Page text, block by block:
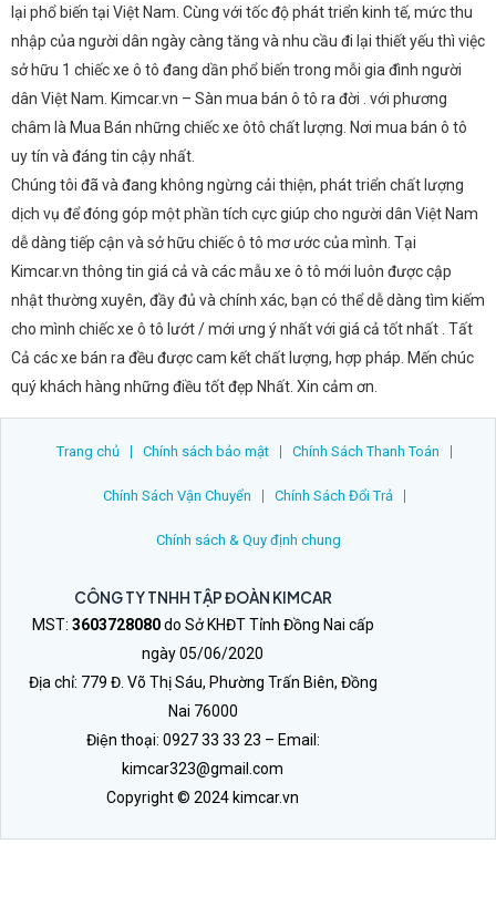
lại phổ biến tại Việt Nam. Cùng với tốc độ phát triển kinh tế, mức thu
nhập của người dân ngày càng tăng và nhu cầu đi lại thiết yếu thì việc
sở hữu 1 chiếc xe ô tô đang dần phổ biến trong mỗi gia đình người
dân Việt Nam. Kimcar.vn – Sàn mua bán ô tô ra đời . với phương
châm là Mua Bán những chiếc xe ôtô chất lượng. Nơi mua bán ô tô
uy tín và đáng tin cậy nhất.
Chúng tôi đã và đang không ngừng cải thiện, phát triển chất lượng
dịch vụ để đóng góp một phần tích cực giúp cho người dân Việt Nam
dễ dàng tiếp cận và sở hữu chiếc ô tô mơ ước của mình. Tại
Kimcar.vn thông tin giá cả và các mẫu xe ô tô mới luôn được cập
nhật thường xuyên, đầy đủ và chính xác, bạn có thể dễ dàng tìm kiếm
cho mình chiếc xe ô tô lướt / mới ưng ý nhất với giá cả tốt nhất . Tất
Cả các xe bán ra đều được cam kết chất lượng, hợp pháp. Mến chúc
quý khách hàng những điều tốt đẹp Nhất. Xin cảm ơn.
Trang chủ Chính sách bảo mật Chính Sách Thanh Toán
Chính Sách Vận Chuyển Chính Sách Đổi Trả
Chính sách & Quy định chung
CÔNG TY TNHH TẬP ĐOÀN KIMCAR
MST: 3603728080do Sở KHĐT Tỉnh Đồng Nai cấp
ngày 05/06/2020
Địa chỉ: 779 Đ. Võ Thị Sáu, Phường Trấn Biên, Đồng
Nai 76000
Điện thoại: 0927 33 33 23 – Email:
kimcar323@gmail.com
Copyright © 2024 kimcar.vn